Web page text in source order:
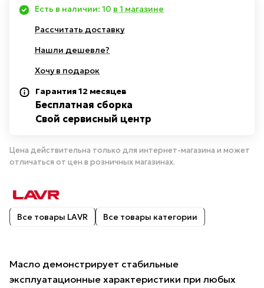
Есть в наличии: 10 в 1 магазине
Рассчитать доставку
Нашли дешевле?
Хочу в подарок
Гарантия 12 месяцев
Бесплатная сборка
Свой сервисный центр
Цена действительна только для интернет-магазина и может
отличаться от цен в розничных магазинах.
Все товары LAVR Все товары категории
Масло демонстрирует стабильные
эксплуатационные характеристики при любых